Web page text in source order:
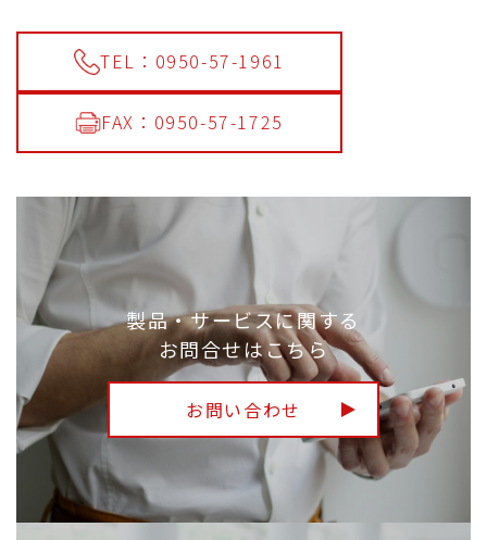
TEL：0950-57-1961
FAX：0950-57-1725
製品・サービスに関する
お問合せはこちら
お問い合わせ